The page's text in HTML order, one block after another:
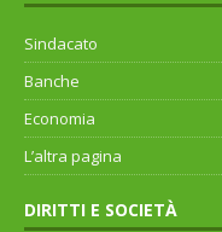
Sindacato
Banche
Economia
L’altra pagina
DIRITTI E SOCIETÀ